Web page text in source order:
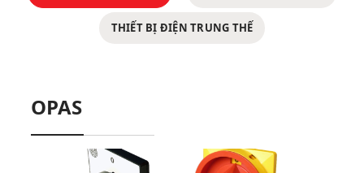
THIẾT BỊ ĐIỆN TRUNG THẾ
OPAS